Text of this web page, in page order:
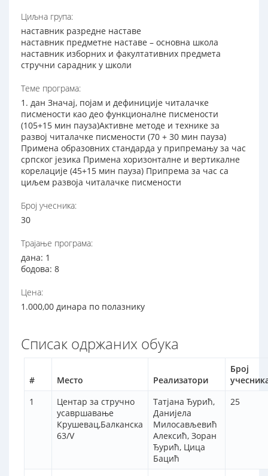
Циљна група:
наставник разредне наставе
наставник предметне наставе – основна школа
наставник изборних и факултативних предмета
стручни сарадник у школи
Теме програма:
1. дан Значај, појам и дефиниције читалачке
писмености као део функционалне писмености
(105+15 мин пауза)Активне методе и технике за
развој читалачке писмености (70 + 30 мин пауза)
Примена образовних стандарда у припремању за час
српског језика Примена хоризонталне и вертикалне
корелације (45+15 мин пауза) Припрема за час са
циљем развоја читалачке писмености
Број учесника:
30
Трајање програма:
дана: 1
бодова: 8
Цена:
1.000,00 динара по полазнику
Списак одржаних обука
# Место Реализатори
Број
1
Центар за стручно
усавршавање
Крушевац,Балканска
63/V
Татјана Ђурић,
Данијела
Милосављевић
Алексић, Зоран
Ђурић, Цица
Бацић
25